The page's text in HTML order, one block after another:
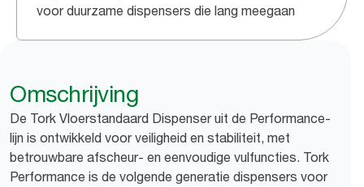
voor duurzame dispensers die lang meegaan
Omschrijving
De Tork Vloerstandaard Dispenser uit de Performance-
lijn is ontwikkeld voor veiligheid en stabiliteit, met
betrouwbare afscheur- en eenvoudige vulfuncties. Tork
Performance is de volgende generatie dispensers voor